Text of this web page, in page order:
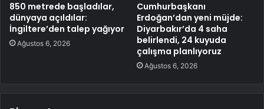
850 metrede başladılar,
dünyaya açıldılar:
İngiltere’den talep yağıyor
Ağustos 6, 2026
Cumhurbaşkanı
Erdoğan’dan yeni müjde:
Diyarbakır’da 4 saha
belirlendi, 24 kuyuda
çalışma planlıyoruz
Ağustos 6, 2026